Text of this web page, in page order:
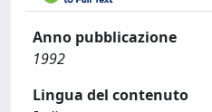
Anno pubblicazione
1992
Lingua del contenuto